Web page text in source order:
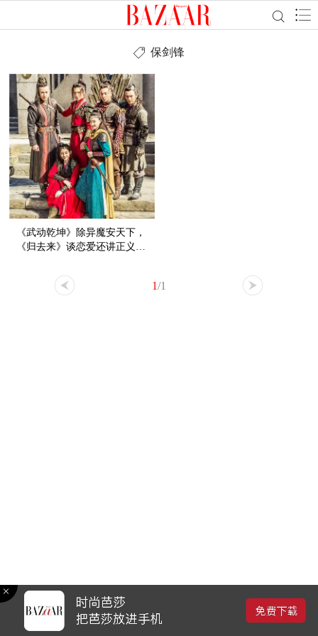
保剑锋
《武动乾坤》除异魔安天下，
《归去来》谈恋爱还讲正义…
击中了你的心？
1/1